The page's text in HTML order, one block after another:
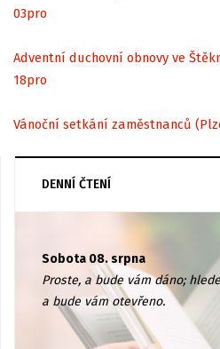
03pro
Adventní duchovní obnovy ve
18pro
Vánoční setkání zaměstnanců
DENNÍ ČTENÍ
Sobota 08. srpna
Proste, a bude vám dáno;
a bude vám otevřeno.